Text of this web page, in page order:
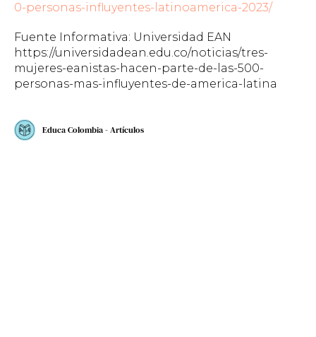
0-personas-influyentes-latinoamerica-2023/
Fuente Informativa: Universidad EAN
https://universidadean.edu.co/noticias/tres-
mujeres-eanistas-hacen-parte-de-las-500-
personas-mas-influyentes-de-america-latina
Educa Colombia - Artículos